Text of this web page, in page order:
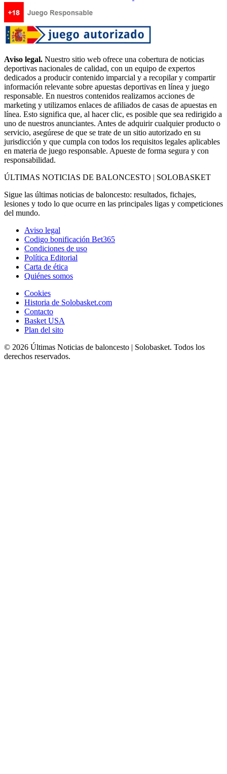
Aviso legal. Nuestro sitio web ofrece una cobertura de noticias
deportivas nacionales de calidad, con un equipo de expertos
dedicados a producir contenido imparcial y a recopilar y compartir
información relevante sobre apuestas deportivas en línea y juego
responsable. En nuestros contenidos realizamos acciones de
marketing y utilizamos enlaces de afiliados de casas de apuestas en
línea. Esto significa que, al hacer clic, es posible que sea redirigido a
uno de nuestros anunciantes. Antes de adquirir cualquier producto o
servicio, asegúrese de que se trate de un sitio autorizado en su
jurisdicción y que cumpla con todos los requisitos legales aplicables
en materia de juego responsable. Apueste de forma segura y con
responsabilidad.
ÚLTIMAS NOTICIAS DE BALONCESTO | SOLOBASKET
Sigue las últimas noticias de baloncesto: resultados, fichajes,
lesiones y todo lo que ocurre en las principales ligas y competiciones
del mundo.
Aviso legal
Codigo bonificación Bet365
Condiciones de uso
Política Editorial
Carta de ética
Quiénes somos
Cookies
Historia de Solobasket.com
Contacto
Basket USA
Plan del sito
© 2026 Últimas Noticias de baloncesto | Solobasket. Todos los
derechos reservados.